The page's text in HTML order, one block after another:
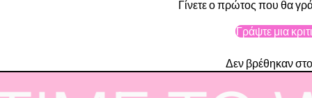
Γίνετε ο πρώτος που θα
Γράψτε μια
Δεν βρέθηκαν